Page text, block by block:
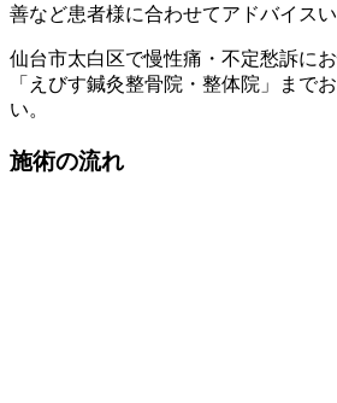
善など患者様に合わせてアドバイスい
仙台市太白区で慢性痛・不定愁訴に
「えびす鍼灸整骨院・整体院」まで
い。
施術の流れ